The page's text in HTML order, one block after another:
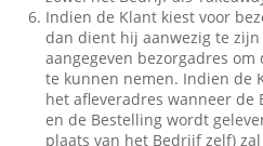
Indien de Klant kiest voor
dan dient hij aanwezig te
aangegeven bezorgadres
te kunnen nemen. Indien de
het afleveradres wanneer de
en de Bestelling wordt
plaats van het Bedrijf zelf)